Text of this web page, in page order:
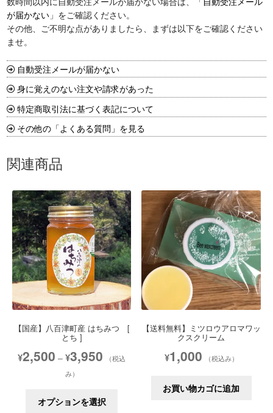
が届かない 」をご確認ください。
その他、ご不明な点がありましたら、まずは以下をご確認ください
ませ。
自動受注メールが届かない
身に覚えのない注文や請求があった
特定商取引法に基づく表記について
その他の「よくある質問」を見る
関連商品
【国産】八百津町産 はちみつ [
とち ]
¥2,500 –¥3,950
格
–
（税込
み）
オプションを選択
【送料無料】ミツロウアロマワッ
クスクリーム
¥1,000 （税込み）
お買い物カゴに追加